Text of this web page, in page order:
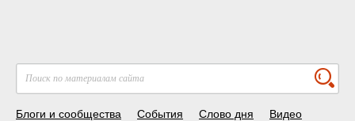
Блоги и сообщества События Слово дня Видео